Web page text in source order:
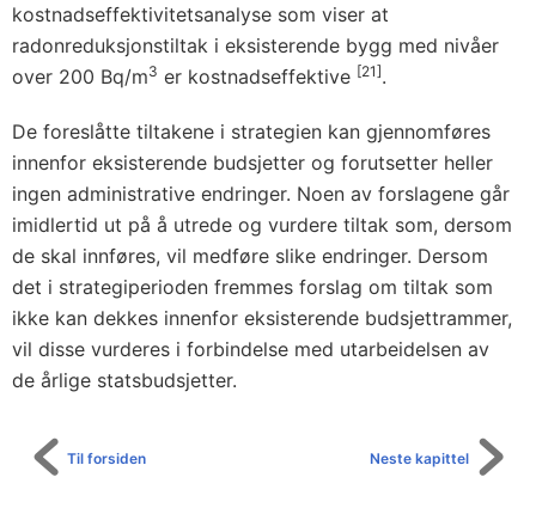
kostnadseffektivitetsanalyse som viser at
radonreduksjonstiltak i eksisterende bygg med nivåer
over 200 Bq/m3 er kostnadseffektive [21].
De foreslåtte tiltakene i strategien kan gjennomføres
innenfor eksisterende budsjetter og forutsetter heller
ingen administrative endringer. Noen av forslagene går
imidlertid ut på å utrede og vurdere tiltak som, dersom
de skal innføres, vil medføre slike endringer. Dersom
det i strategiperioden fremmes forslag om tiltak som
ikke kan dekkes innenfor eksisterende budsjettrammer,
vil disse vurderes i forbindelse med utarbeidelsen av
de årlige statsbudsjetter.
Neste kapittel
Til forsiden